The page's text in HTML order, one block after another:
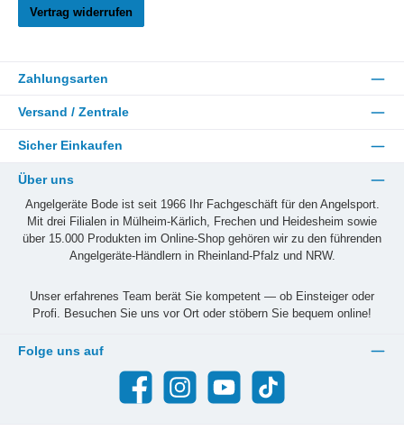
Vertrag widerrufen
Zahlungsarten
Versand / Zentrale
Sicher Einkaufen
Über uns
Angelgeräte Bode ist seit 1966 Ihr Fachgeschäft für den Angelsport.
Mit drei Filialen in Mülheim-Kärlich, Frechen und Heidesheim sowie
über 15.000 Produkten im Online-Shop gehören wir zu den führenden
Angelgeräte-Händlern in Rheinland-Pfalz und NRW.
Unser erfahrenes Team berät Sie kompetent — ob Einsteiger oder
Profi. Besuchen Sie uns vor Ort oder stöbern Sie bequem online!
Folge uns auf
Facebook Instagram YouTube TikTok